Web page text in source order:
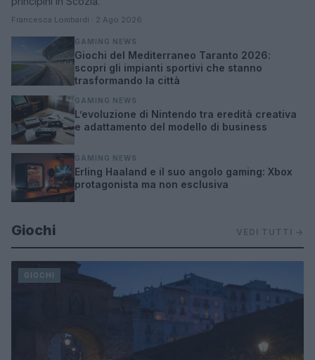
Francesca Lombardi · 2 Ago 2026
GAMING NEWS
Giochi del Mediterraneo Taranto 2026:
scopri gli impianti sportivi che stanno
trasformando la città
GAMING NEWS
L’evoluzione di Nintendo tra eredità creativa
e adattamento del modello di business
GAMING NEWS
Erling Haaland e il suo angolo gaming: Xbox
protagonista ma non esclusiva
Giochi VEDI TUTTI →
GIOCHI